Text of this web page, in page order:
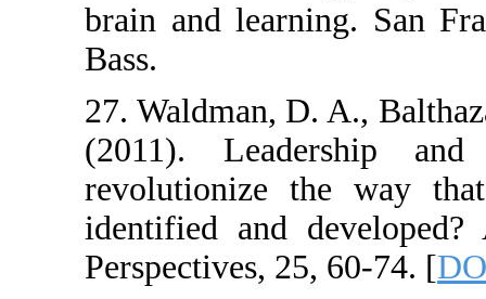
brain and
27. Waldman,
(2011).
revolutionize
identified and
Perspectives,